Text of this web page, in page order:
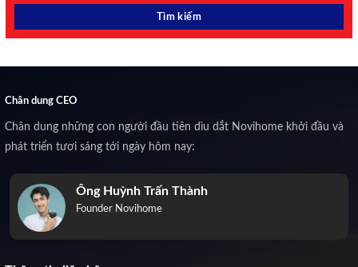
Chân dung CEO
Chân dung những con người đầu tiên dìu dắt Novihome khởi đầu và
phát triển tươi sáng tới ngày hôm nay:
Ông Huỳnh Trấn Thành
Founder Novihome